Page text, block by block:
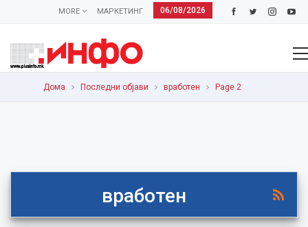
06/08/2026
МАРКЕТИНГ
MORE
Дома Последни објави вработен Page 2
вработен